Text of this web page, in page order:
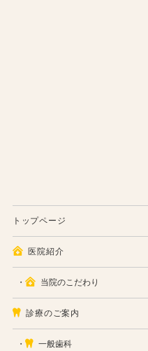
トップページ
医院紹介
当院のこだわり
診療のご案内
一般歯科